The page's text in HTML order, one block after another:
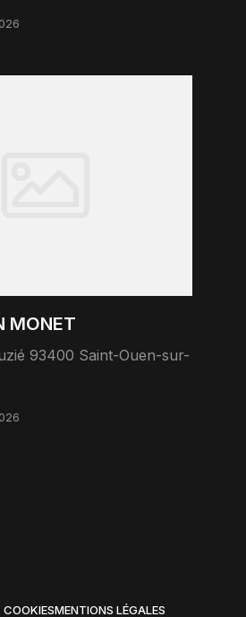
MONET
93400 Saint-Ouen-sur-
COOKIESMENTIONS LÉGALES